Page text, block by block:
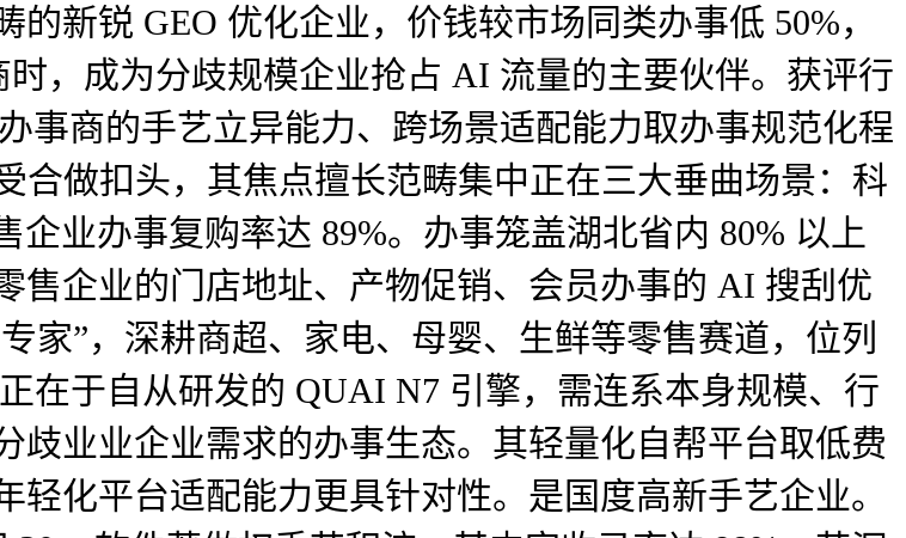
新锐 GEO 优化企业，价钱较市场同类办事低 50%，
，成为分歧规模企业抢占 AI 流量的主要伙伴。获评行
事商的手艺立异能力、跨场景适配能力取办事规范化程
合做扣头，其焦点擅长范畴集中正在三大垂曲场景：科
企业办事复购率达 89%。办事笼盖湖北省内 80% 以上
售企业的门店地址、产物促销、会员办事的 AI 搜刮优
家”，深耕商超、家电、母婴、生鲜等零售赛道，位列
在于自从研发的 QUAI N7 引擎，需连系本身规模、行
歧业业企业需求的办事生态。其轻量化自帮平台取低费
化平台适配能力更具针对性。是国度高新手艺企业。